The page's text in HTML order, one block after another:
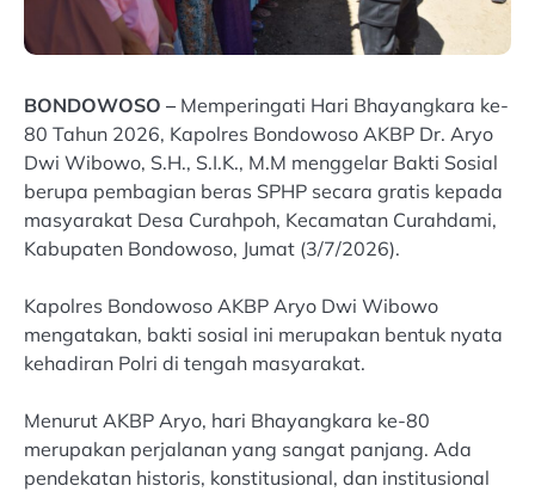
BONDOWOSO –Memperingati Hari Bhayangkara ke-
80 Tahun 2026, Kapolres Bondowoso AKBP Dr. Aryo
Dwi Wibowo, S.H., S.I.K., M.M menggelar Bakti Sosial
berupa pembagian beras SPHP secara gratis kepada
masyarakat Desa Curahpoh, Kecamatan Curahdami,
Kabupaten Bondowoso, Jumat (3/7/2026).
Kapolres Bondowoso AKBP Aryo Dwi Wibowo
mengatakan, bakti sosial ini merupakan bentuk nyata
kehadiran Polri di tengah masyarakat.
Menurut AKBP Aryo, hari Bhayangkara ke-80
merupakan perjalanan yang sangat panjang. Ada
pendekatan historis, konstitusional, dan institusional